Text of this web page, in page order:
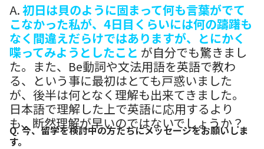
A.初日は貝のように固まって何も言葉がでて
こなかった私が、4日目くらいには何の躊躇も
なく間違えだらけではありますが、とにかく
喋ってみようとしたこと が自分でも驚きまし
た。また、Be動詞や文法用語を英語で教わ
る、という事に最初はとても戸惑いました
が、後半は何となく理解も出来てきました。
日本語で理解した上で英語に応用するより
も、断然理解が早いのではないでしょうか？
Q. 今、留学を検討中の方たちにメッセージをお願いしま
す。